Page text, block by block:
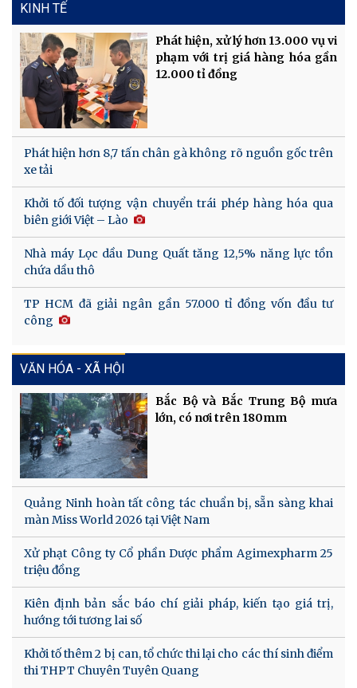
KINH TẾ
Phát hiện, xử lý hơn 13.000 vụ vi
phạm với trị giá hàng hóa gần
12.000 tỉ đồng
Phát hiện hơn 8,7 tấn chân gà không rõ nguồn gốc trên
xe tải
Khởi tố đối tượng vận chuyển trái phép hàng hóa qua
biên giới Việt – Lào
Nhà máy Lọc dầu Dung Quất tăng 12,5% năng lực tồn
chứa dầu thô
TP HCM đã giải ngân gần 57.000 tỉ đồng vốn đầu tư
công
VĂN HÓA - XÃ HỘI
Bắc Bộ và Bắc Trung Bộ mưa
lớn, có nơi trên 180mm
Quảng Ninh hoàn tất công tác chuẩn bị, sẵn sàng khai
màn Miss World 2026 tại Việt Nam
Xử phạt Công ty Cổ phần Dược phẩm Agimexpharm 25
triệu đồng
Kiên định bản sắc báo chí giải pháp, kiến tạo giá trị,
hướng tới tương lai số
Khởi tố thêm 2 bị can, tổ chức thi lại cho các thí sinh điểm
thi THPT Chuyên Tuyên Quang